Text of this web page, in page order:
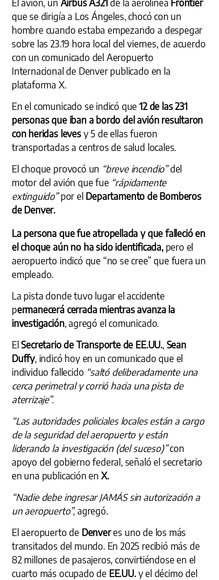
que se dirigía a Los Ángeles, chocó con un
hombre cuando estaba empezando a despegar
sobre las 23.19 hora local del viernes, de acuerdo
con un comunicado del Aeropuerto
Internacional de Denver publicado en la
plataforma X.
En el comunicado se indicó que 12 de las 231
personas que iban a bordo del avión resultaron
con heridas levesy 5 de ellas fueron
transportadas a centros de salud locales.
El choque provocó un “breve incendio”del
motor del avión que fue “rápidamente
extinguido”por el Departamento de Bomberos
de Denver.
La persona que fue atropellada y que falleció en
el choque aún no ha sido identificada,pero el
aeropuerto indicó que “no se cree” que fuera un
empleado.
La pista donde tuvo lugar el accidente
permanecerá cerrada mientras avanza la
investigación, agregó el comunicado.
ElSecretario de Transporte de EE.UU., Sean
Duffy, indicó hoy en un comunicado que el
individuo fallecido “saltó deliberadamente una
cerca perimetral y corrió hacia una pista de
aterrizaje”.
“Las autoridades policiales locales están a cargo
de la seguridad del aeropuerto y están
liderando la investigación (del suceso)”con
apoyo del gobierno federal, señaló el secretario
en una publicación en X.
“Nadie debe ingresar JAMÁS sin autorización a
un aeropuerto”,agregó.
El aeropuerto de Denveres uno de los más
transitados del mundo. En 2025 recibió más de
82 millones de pasajeros, convirtiéndose en el
cuarto más ocupado de EE.UU.y el décimo del